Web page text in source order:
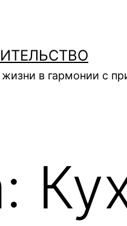
в гармонии с